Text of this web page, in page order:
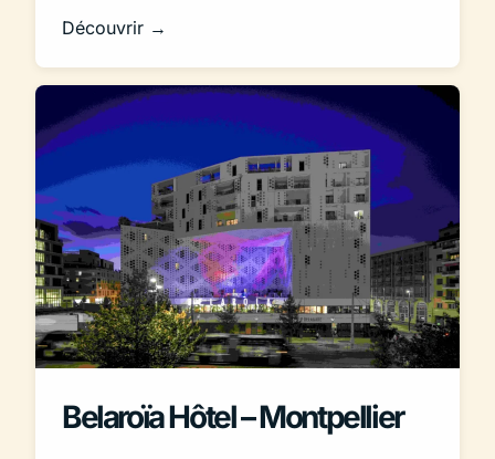
Découvrir →
Belaroïa Hôtel – Montpellier